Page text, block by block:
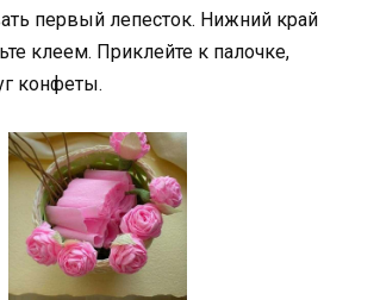
первый лепесток. Нижний край
клеем. Приклейте к палочке,
конфеты.